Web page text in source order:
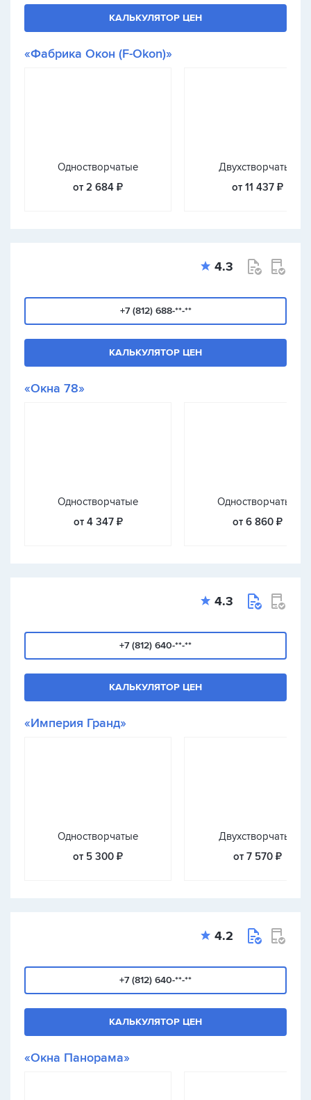
КАЛЬКУЛЯТОР ЦЕН
«Фабрика Окон (F-Okon)»
Одностворчатые
от 2 684 ₽
Двухстворчатые
от 11 437 ₽
4.3
+7 (812) 688-**-**
КАЛЬКУЛЯТОР ЦЕН
«Окна 78»
Одностворчатые
от 4 347 ₽
Одностворчатые
от 6 860 ₽
4.3
+7 (812) 640-**-**
КАЛЬКУЛЯТОР ЦЕН
«Империя Гранд»
Одностворчатые
от 5 300 ₽
Двухстворчатые
от 7 570 ₽
4.2
+7 (812) 640-**-**
КАЛЬКУЛЯТОР ЦЕН
«Окна Панорама»